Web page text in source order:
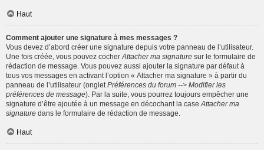
Haut
Comment ajouter une signature à mes messages ?
Vous devez d’abord créer une signature depuis votre panneau de l’utilisateur.
Une fois créée, vous pouvez cocher Attacher ma signature sur le formulaire de
rédaction de message. Vous pouvez aussi ajouter la signature par défaut à
tous vos messages en activant l’option « Attacher ma signature » à partir du
panneau de l’utilisateur (onglet Préférences du forum --> Modifier les
préférences de message). Par la suite, vous pourrez toujours empêcher une
signature d’être ajoutée à un message en décochant la case Attacher ma
signature dans le formulaire de rédaction de message.
Haut